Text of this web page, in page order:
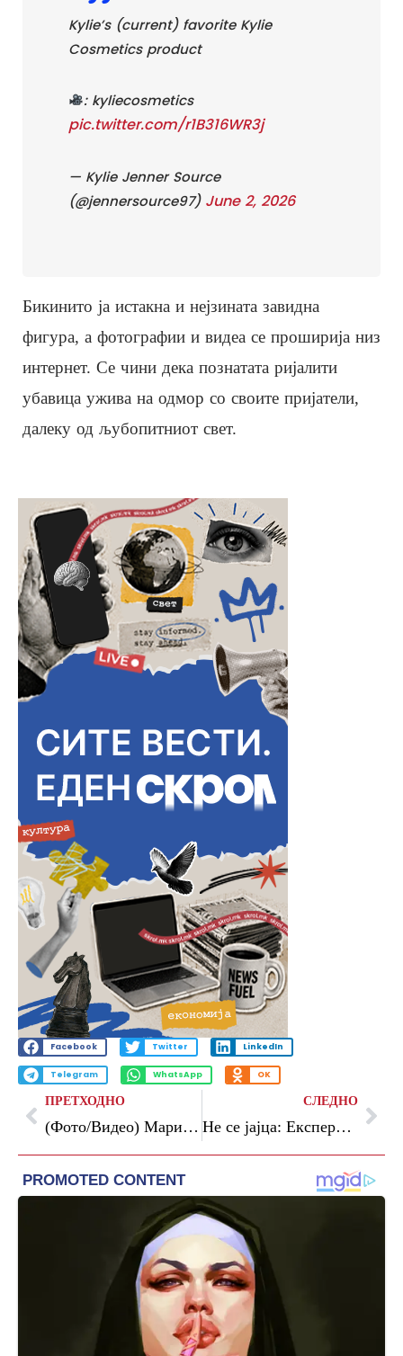
Kylie’s (current) favorite Kylie
Cosmetics product
: kyliecosmetics
pic.twitter.com/r1B316WR3j
— Kylie Jenner Source
(@jennersource97) June 2, 2026
Бикинито ја истакна и нејзината завидна
фигура, а фотографии и видеа се проширија низ
интернет. Се чини дека познатата ријалити
убавица ужива на одмор со своите пријатели,
далеку од љубопитниот свет.
Facebook Twitter LinkedIn
Telegram WhatsApp OK
ПРЕТХОДНО
(Фото/Видео) Марија Шарапова се врати на Ролан Гарос – и беше тешко да се тргне погледот од неа
СЛЕДНО
Не се јајца: Експертите откриваат која е најлошата храна за појадок за вашиот холестерол